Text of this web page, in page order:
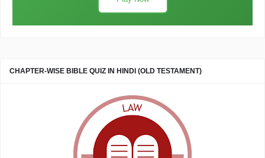
CHAPTER-WISE BIBLE QUIZ IN HINDI (OLD TESTAMENT)